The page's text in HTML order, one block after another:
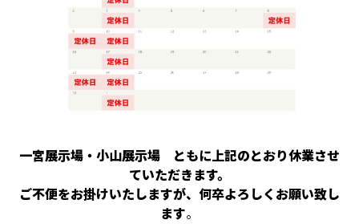
一宮展示場・小山展示場 ともに上記のとおり休業させ
ていただきます。
ご不便をお掛けいたしますが、何卒よろしくお願い致し
ます。